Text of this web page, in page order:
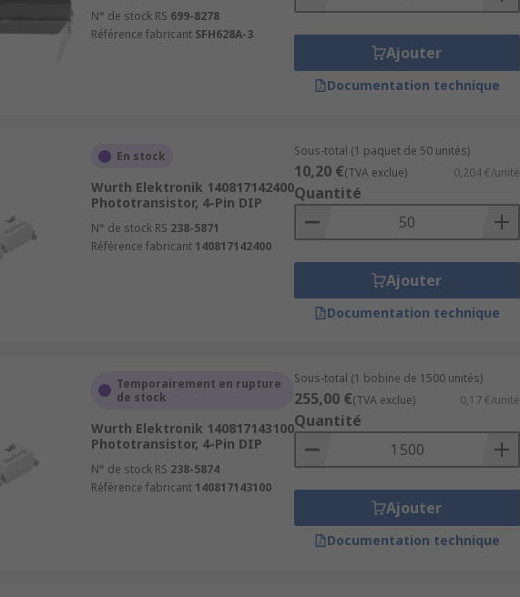
N° de stock RS 699-8278
Référence fabricant SFH628A-3
Ajouter
Documentation technique
En stock
Wurth Elektronik 140817142400
Phototransistor, 4-Pin DIP
N° de stock RS 238-5871
Référence fabricant 140817142400
Sous-total (1 paquet de 50 unités)
10,20 €(TVA exclue) 0,204 €/unité
Quantité
Ajouter
Documentation technique
Temporairement en rupture
de stock
Wurth Elektronik 140817143100
Phototransistor, 4-Pin DIP
N° de stock RS 238-5874
Référence fabricant 140817143100
Sous-total (1 bobine de 1500 unités)
255,00 €(TVA exclue) 0,17 €/unité
Quantité
Ajouter
Documentation technique